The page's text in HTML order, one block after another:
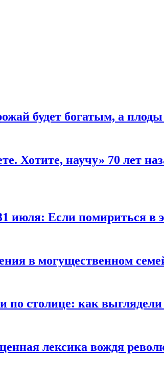
будет богатым, а
Хотите, научу» 70 лет
Если помириться в
в могущественном
по столице: как
лексика вождя